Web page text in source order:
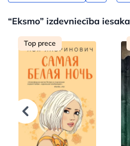
“Eksmo” izdevniecība iesaka
Top prece